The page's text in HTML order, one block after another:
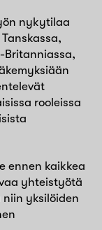
nykytilaa
Britanniassa,
rooleissa
ennen kaikkea
yhteistyötä
yksilöiden